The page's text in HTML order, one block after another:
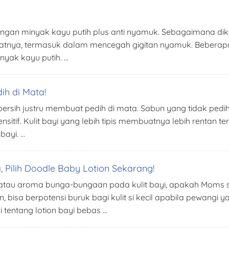
minyak kayu putih plus anti nyamuk. Sebagaimana
termasuk dalam mencegah gigitan nyamuk.
kayu putih. …
di Mata!
justru membuat pedih di mata. Sabun yang tidak
Kulit bayi yang lebih tipis membuatnya lebih rentan
…
Doodle Baby Lotion Sekarang!
aroma bunga-bungaan pada kulit bayi, apakah Moms
berpotensi buruk bagi kulit si kecil apabila pewangi
tentang lotion bayi bebas …